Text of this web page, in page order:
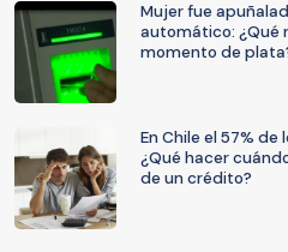
Mujer fue
automático: ¿Qué
momento de
En Chile el 57%
¿Qué hacer
de un crédito?